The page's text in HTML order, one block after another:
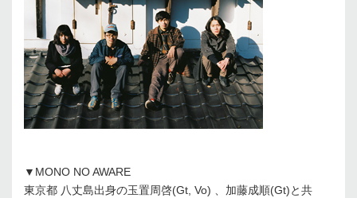
▼MONO NO AWARE
東京都 八丈島出身の玉置周啓(Gt, Vo) 、加藤成順(Gt)と共